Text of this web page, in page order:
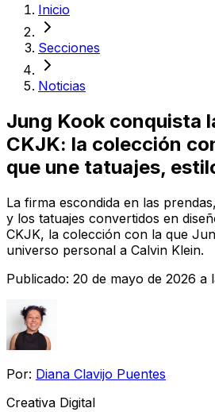
Inicio
Secciones
Noticias
Jung Kook conquista
CKJK: la colección
que une tatuajes,
La firma escondida en las
y los tatuajes convertidos en
CKJK, la colección con la que
universo personal a Calvin Klein.
Publicado: 20 de mayo de 2026 a
Por: Diana Clavijo Puentes
Creativa Digital